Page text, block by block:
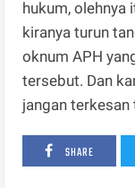
hukum, olehnya
kiranya turun
oknum APH
tersebut. Dan
jangan
SHARE